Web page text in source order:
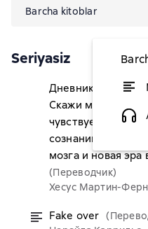
Barcha kitoblar
Seriyasiz
Дневник
Скажи мне, что ты
чувствуешь.
сознании, пять
мозга и новая
(Переводчик)
Хесус Мартин-
Fake over